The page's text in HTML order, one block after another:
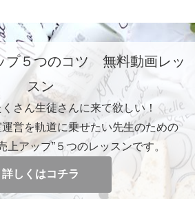
プ５つのコツ 無料動画レッ
スン
さん生徒さんに来て欲しい！
営を軌道に乗せたい先生のための
上アップ”５つのレッスンです。
詳しくはコチラ